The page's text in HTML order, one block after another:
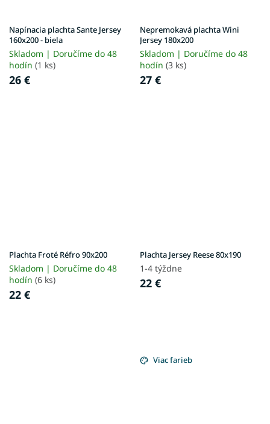
Napínacia plachta Sante Jersey
160x200 - biela
Skladom | Doručíme do 48
hodín (1 ks)
26 €
Nepremokavá plachta Wini
Jersey 180x200
Skladom | Doručíme do 48
hodín (3 ks)
27 €
Plachta Froté Réfro 90x200
Skladom | Doručíme do 48
hodín (6 ks)
22 €
Plachta Jersey Reese 80x190
1-4 týždne
22 €
Viac farieb